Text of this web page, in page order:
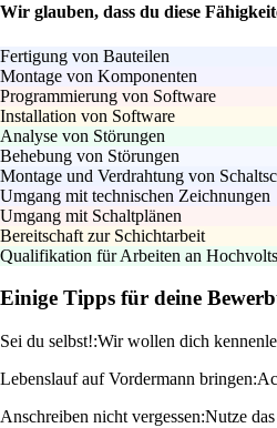
Wir glauben, dass du diese
Fertigung von Bauteilen
Montage von Komponenten
Programmierung von Software
Installation von Software
Analyse von Störungen
Behebung von Störungen
Montage und Verdrahtung von
Umgang mit technischen Zeichnungen
Umgang mit Schaltplänen
Bereitschaft zur Schichtarbeit
Qualifikation für Arbeiten an
Einige Tipps für deine
Sei du selbst!:Wir wollen dich
Lebenslauf auf Vordermann bringen:
Anschreiben nicht vergessen:Nutze